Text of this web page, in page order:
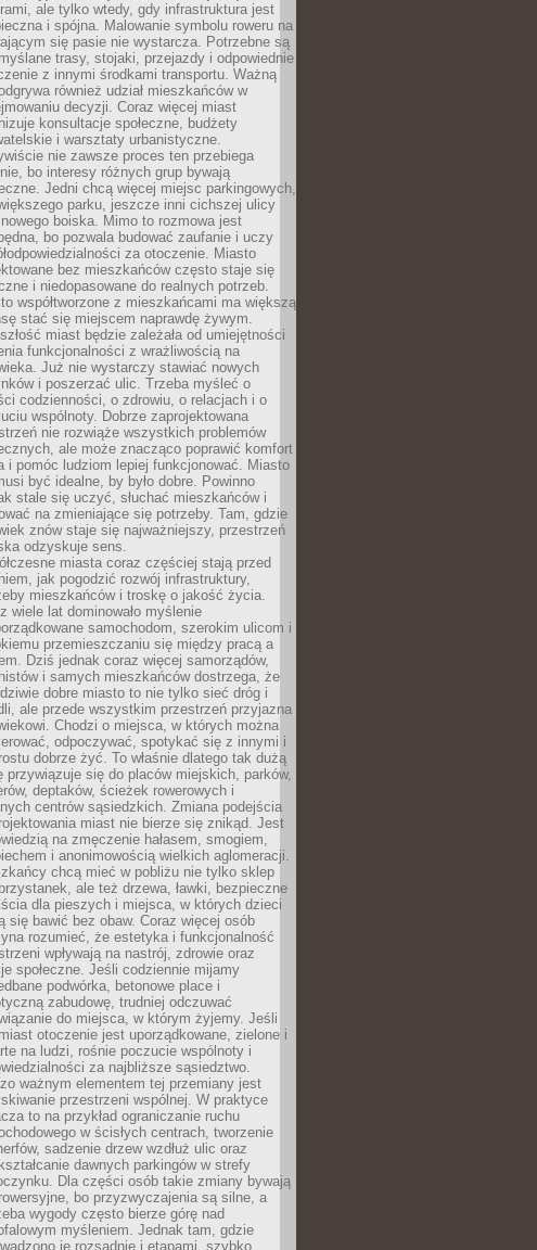
ale tylko wtedy, gdy infrastruktura jest
i spójna. Malowanie symbolu roweru na
się pasie nie wystarcza. Potrzebne są
trasy, stojaki, przejazdy i odpowiednie
z innymi środkami transportu. Ważną
również udział mieszkańców w
decyzji. Coraz więcej miast
konsultacje społeczne, budżety
i warsztaty urbanistyczne.
nie zawsze proces ten przebiega
bo interesy różnych grup bywają
Jedni chcą więcej miejsc parkingowych,
parku, jeszcze inni cichszej ulicy
boiska. Mimo to rozmowa jest
bo pozwala budować zaufanie i uczy
za otoczenie. Miasto
bez mieszkańców często staje się
i niedopasowane do realnych potrzeb.
współtworzone z mieszkańcami ma większą
stać się miejscem naprawdę żywym.
miast będzie zależała od umiejętności
funkcjonalności z wrażliwością na
Już nie wystarczy stawiać nowych
i poszerzać ulic. Trzeba myśleć o
codzienności, o zdrowiu, o relacjach i o
wspólnoty. Dobrze zaprojektowana
nie rozwiąże wszystkich problemów
ale może znacząco poprawić komfort
i pomóc ludziom lepiej funkcjonować. Miasto
być idealne, by było dobre. Powinno
stale się uczyć, słuchać mieszkańców i
na zmieniające się potrzeby. Tam, gdzie
znów staje się najważniejszy, przestrzeń
odzyskuje sens.
miasta coraz częściej stają przed
jak pogodzić rozwój infrastruktury,
mieszkańców i troskę o jakość życia.
wiele lat dominowało myślenie
samochodom, szerokim ulicom i
przemieszczaniu się między pracą a
Dziś jednak coraz więcej samorządów,
i samych mieszkańców dostrzega, że
dobre miasto to nie tylko sieć dróg i
ale przede wszystkim przestrzeń przyjazna
Chodzi o miejsca, w których można
odpoczywać, spotykać się z innymi i
dobrze żyć. To właśnie dlatego tak dużą
przywiązuje się do placów miejskich, parków,
deptaków, ścieżek rowerowych i
centrów sąsiedzkich. Zmiana podejścia
miast nie bierze się znikąd. Jest
na zmęczenie hałasem, smogiem,
i anonimowością wielkich aglomeracji.
chcą mieć w pobliżu nie tylko sklep
ale też drzewa, ławki, bezpieczne
dla pieszych i miejsca, w których dzieci
się bawić bez obaw. Coraz więcej osób
rozumieć, że estetyka i funkcjonalność
wpływają na nastrój, zdrowie oraz
społeczne. Jeśli codziennie mijamy
podwórka, betonowe place i
zabudowę, trudniej odczuwać
do miejsca, w którym żyjemy. Jeśli
otoczenie jest uporządkowane, zielone i
na ludzi, rośnie poczucie wspólnoty i
za najbliższe sąsiedztwo.
ważnym elementem tej przemiany jest
przestrzeni wspólnej. W praktyce
to na przykład ograniczanie ruchu
w ścisłych centrach, tworzenie
sadzenie drzew wzdłuż ulic oraz
dawnych parkingów w strefy
Dla części osób takie zmiany bywają
bo przyzwyczajenia są silne, a
wygody często bierze górę nad
myśleniem. Jednak tam, gdzie
je rozsądnie i etapami, szybko